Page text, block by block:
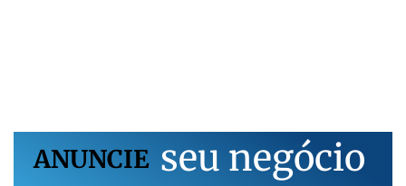
ANUNCIE seu negócio